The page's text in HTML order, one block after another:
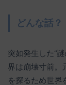
どんな話？
突如発生した“
界は崩壊寸前。
を探るため世界